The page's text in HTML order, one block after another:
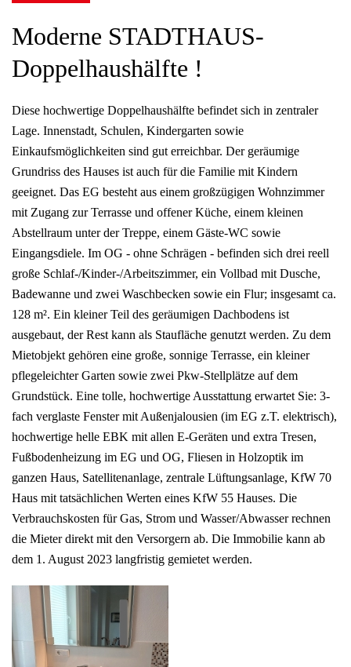
Moderne STADTHAUS-
Doppelhaushälfte !
Diese hochwertige Doppelhaushälfte befindet sich in zentraler
Lage. Innenstadt, Schulen, Kindergarten sowie
Einkaufsmöglichkeiten sind gut erreichbar. Der geräumige
Grundriss des Hauses ist auch für die Familie mit Kindern
geeignet. Das EG besteht aus einem großzügigen Wohnzimmer
mit Zugang zur Terrasse und offener Küche, einem kleinen
Abstellraum unter der Treppe, einem Gäste-WC sowie
Eingangsdiele. Im OG - ohne Schrägen - befinden sich drei reell
große Schlaf-/Kinder-/Arbeitszimmer, ein Vollbad mit Dusche,
Badewanne und zwei Waschbecken sowie ein Flur; insgesamt ca.
128 m². Ein kleiner Teil des geräumigen Dachbodens ist
ausgebaut, der Rest kann als Staufläche genutzt werden. Zu dem
Mietobjekt gehören eine große, sonnige Terrasse, ein kleiner
pflegeleichter Garten sowie zwei Pkw-Stellplätze auf dem
Grundstück. Eine tolle, hochwertige Ausstattung erwartet Sie: 3-
fach verglaste Fenster mit Außenjalousien (im EG z.T. elektrisch),
hochwertige helle EBK mit allen E-Geräten und extra Tresen,
Fußbodenheizung im EG und OG, Fliesen in Holzoptik im
ganzen Haus, Satellitenanlage, zentrale Lüftungsanlage, KfW 70
Haus mit tatsächlichen Werten eines KfW 55 Hauses. Die
Verbrauchskosten für Gas, Strom und Wasser/Abwasser rechnen
die Mieter direkt mit den Versorgern ab. Die Immobilie kann ab
dem 1. August 2023 langfristig gemietet werden.